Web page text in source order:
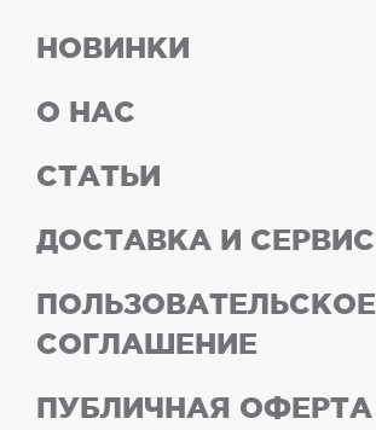
НОВИНКИ
О НАС
СТАТЬИ
ДОСТАВКА И СЕРВИС
ПОЛЬЗОВАТЕЛЬСКОЕ
СОГЛАШЕНИЕ
ПУБЛИЧНАЯ ОФЕРТА